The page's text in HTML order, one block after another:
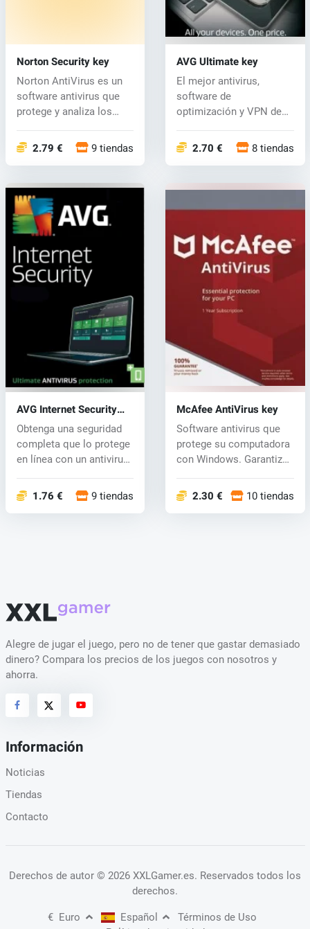
Norton Security key
Norton AntiVirus es un
software antivirus que
protege y analiza los
2.79 € 9 tiendas
AVG Ultimate key
El mejor antivirus,
software de
optimización y VPN de
2.70 € 8 tiendas
AVG Internet Security
key
Obtenga una seguridad
completa que lo protege
en línea con un antivirus
1.76 € 9 tiendas
McAfee AntiVirus key
Software antivirus que
protege su computadora
con Windows. Garantiza
2.30 € 10 tiendas
Alegre de jugar el juego, pero no de tener que gastar demasiado
dinero? Compara los precios de los juegos con nosotros y
ahorra.
Información
Noticias
Tiendas
Contacto
Derechos de autor © 2026 XXLGamer.es. Reservados todos los
derechos.
€ Euro Español
Términos de Uso